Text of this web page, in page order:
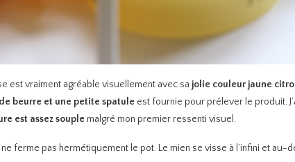
est vraiment agréable visuellement avec sa jolie couleur jaune
beurre et une petite spatule est fournie pour prélever le produit.
est assez souple malgré mon premier ressenti visuel.
ferme pas hermétiquement le pot. Le mien se visse à l’infini et au-